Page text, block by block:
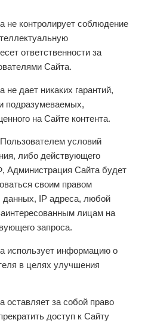
не контролирует соблюдение
ответственности за
Сайта.
дает никаких гарантий,
подразумеваемых,
на Сайте контента.
условий
либо действующего
Администрация Сайта будет
своим правом
данных, IP адреса, любой
лицам на
запроса.
использует информацию о
в целях улучшения
оставляет за собой право
доступ к Сайту